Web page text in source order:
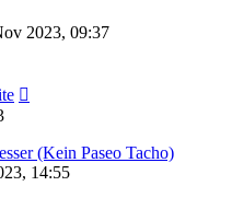
2023, 09:37
(Kein Paseo Tacho)
14:55